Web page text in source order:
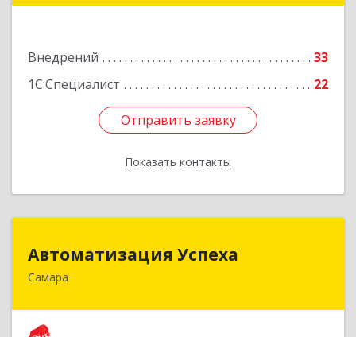
Внедрений
33
1С:Специалист
22
Отправить заявку
Показать контакты
Отправить заявку
Назад
Автоматизация Успеха
Самара